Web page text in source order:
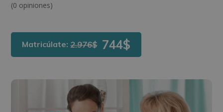
(0 opiniones)
Matricúlate:2.976$ 744$